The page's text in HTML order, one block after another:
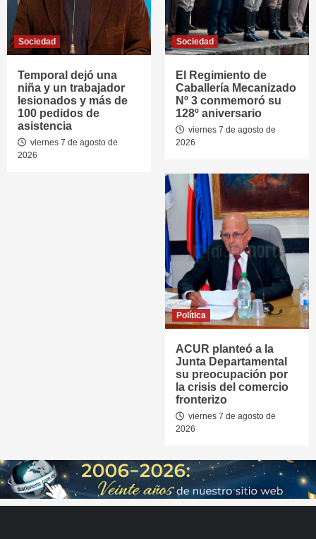
Sociedad
Temporal dejó una
niña y un trabajador
lesionados y más de
100 pedidos de
asistencia
viernes 7 de agosto de
2026
Sociedad
El Regimiento de
Caballería Mecanizado
Nº 3 conmemoró su
128º aniversario
viernes 7 de agosto de
2026
Política
ACUR planteó a la
Junta Departamental
su preocupación por
la crisis del comercio
fronterizo
viernes 7 de agosto de
2026